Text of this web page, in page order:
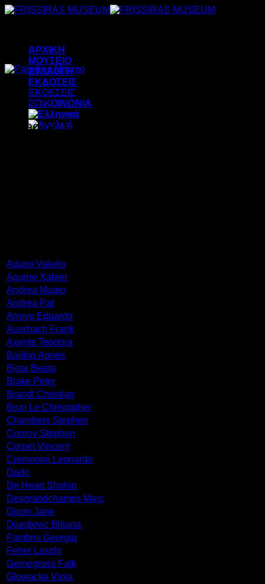
Μετάβαση
ΑΡΧΙΚΗ
ΜΟΥΣΕΙΟ
ΣΥΛΛΟΓΗ
ΕΚΔΟΣΕΙΣ
ΕΚΘΕΣΕΙΣ
ΕΠΙΚΟΙΝΩΝΙΑ
Untitled, 1997, mixed media on wood with border of copper-glass,
41,3x31,1cm
Paladino Mimmo
Adami Valerio
Aguirre Xabier
Andrea Mateo
Andrea Pat
Arroyo Eduardo
Auerbach Frank
Axente Teodora
Baillon Agnes
Bigaj Beata
Blake Peter
Brandl Christian
Brun Le Christopher
Chambers Stephen
Conroy Stephen
Corpet Vincent
Cremonini Leonardo
Dado
De Heart Shahin
Desgrandchamps Marc
Dixon Jane
Djurdjevic Biljana
Fambris Georgia
Feher Laszlo
Gernegross Falk
Glowacka Viola